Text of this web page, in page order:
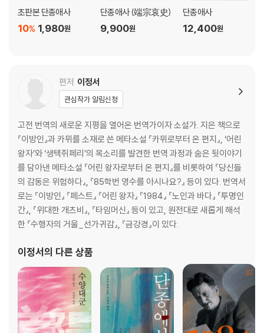
초판본 단종애사
1,980원
10%
단종애사 (端宗哀史)
9,900원
단종애사
12,400원
편저 이정서
관심작가 알림신청
고전 번역의 새로운 지평을 열어온 번역가이자 소설가. 지은 책으로
『이방인』과 카뮈를 소재로 쓴 메타소설 『카뮈로부터 온 편지』, ‘어린
왕자’와 ‘생텍쥐페리’의 목소리를 발견한 번역 과정과 숨은 뒷이야기
를 담아낸 메타소설 『어린 왕자로부터 온 편지』를 비롯하여 『당신들
의 감동은 위험하다』, 『85학번 영수를 아시나요?』 등이 있다. 번역서
로는 『이방인』 『페스트』 『어린 왕자』 『1984』 『노인과 바다』 『투명인
간』, 『위대한 개츠비』, 『타임머신』 등이 있고, 원전대로 새롭게 해석
한 『수행자의 거울_선가귀감』, 『금강경』이 있다.
이정서의 다른 상품